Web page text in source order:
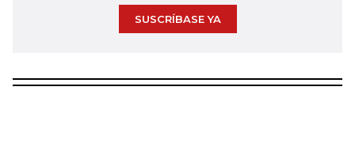
SUSCRÍBASE YA